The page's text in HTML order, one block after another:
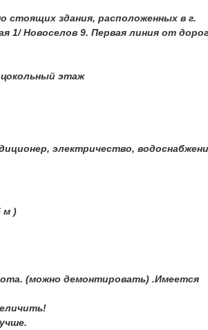
стоящих здания, расположенных в г.
1/ Новоселов 9. Первая линия от
этаж
электричество,
м )
(можно демонтировать) .Имеется